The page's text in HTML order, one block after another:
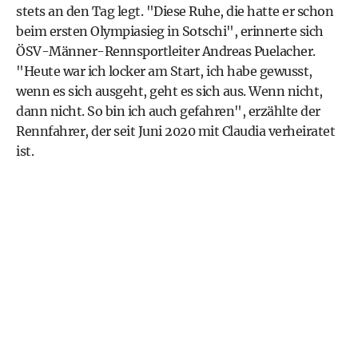
stets an den Tag legt. "Diese Ruhe, die hatte er schon
beim ersten Olympiasieg in Sotschi", erinnerte sich
ÖSV-Männer-Rennsportleiter Andreas Puelacher.
"Heute war ich locker am Start, ich habe gewusst,
wenn es sich ausgeht, geht es sich aus. Wenn nicht,
dann nicht. So bin ich auch gefahren", erzählte der
Rennfahrer, der seit Juni 2020 mit Claudia verheiratet
ist.